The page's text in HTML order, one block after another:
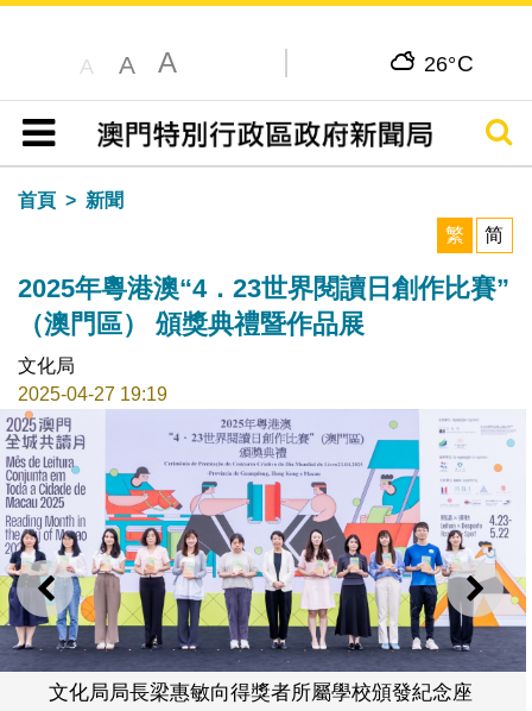
A A A 26°C
目錄
搜尋
首頁
新聞
繁
简
2025年粵港澳“4．23世界閱讀日創作比賽”
（澳門區） 頒獎典禮暨作品展
文化局
2025-04-27 19:19
上一則 下一
文化局局長梁惠敏向得獎者所屬學校頒發紀念座